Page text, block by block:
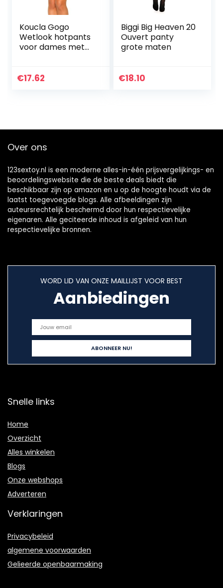
Koucla Gogo
Wetlook hotpants
voor dames met
€17.62
Biggi Big Heaven 20
Ouvert panty
grote maten
€18.10
Over ons
123sextoy.nl is een moderne alles-in-één prijsvergelijkings- en
beoordelingswebsite die de beste deals biedt die
beschikbaar zijn op amazon en u op de hoogte houdt via de
laatst toegevoegde blogs. Alle afbeeldingen zijn
auteursrechtelijk beschermd door hun respectievelijke
eigenaren. Alle geciteerde inhoud is afgeleid van hun
respectievelijke bronnen.
WORD LID VAN ONZE MAILLIJST VOOR BEST
Aanbiedingen
Snelle links
Home
Overzicht
Alles winkelen
Blogs
Onze webshops
Adverteren
Verklaringen
Privacybeleid
algemene voorwaarden
Gelieerde openbaarmaking